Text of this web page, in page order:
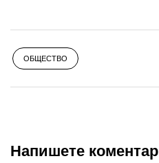
ОБЩЕСТВО
Напишете коментар